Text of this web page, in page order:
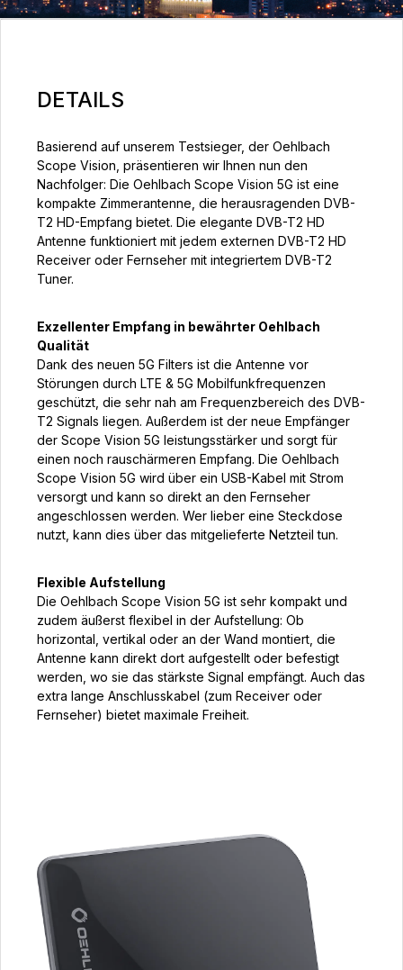
DETAILS
Basierend auf unserem Testsieger, der Oehlbach
Scope Vision, präsentieren wir Ihnen nun den
Nachfolger: Die Oehlbach Scope Vision 5G ist eine
kompakte Zimmerantenne, die herausragenden DVB-
T2 HD-Empfang bietet. Die elegante DVB-T2 HD
Antenne funktioniert mit jedem externen DVB-T2 HD
Receiver oder Fernseher mit integriertem DVB-T2
Tuner.
Exzellenter Empfang in bewährter Oehlbach
Qualität
Dank des neuen 5G Filters ist die Antenne vor
Störungen durch LTE & 5G Mobilfunkfrequenzen
geschützt, die sehr nah am Frequenzbereich des DVB-
T2 Signals liegen. Außerdem ist der neue Empfänger
der Scope Vision 5G leistungsstärker und sorgt für
einen noch rauschärmeren Empfang. Die Oehlbach
Scope Vision 5G wird über ein USB-Kabel mit Strom
versorgt und kann so direkt an den Fernseher
angeschlossen werden. Wer lieber eine Steckdose
nutzt, kann dies über das mitgelieferte Netzteil tun.
Flexible Aufstellung
Die Oehlbach Scope Vision 5G ist sehr kompakt und
zudem äußerst flexibel in der Aufstellung: Ob
horizontal, vertikal oder an der Wand montiert, die
Antenne kann direkt dort aufgestellt oder befestigt
werden, wo sie das stärkste Signal empfängt. Auch das
extra lange Anschlusskabel (zum Receiver oder
Fernseher) bietet maximale Freiheit.